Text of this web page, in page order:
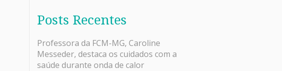
Posts Recentes
Professora da FCM-MG, Caroline
Messeder, destaca os cuidados com a
saúde durante onda de calor